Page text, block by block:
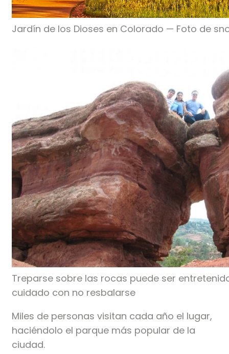
Jardín de los Dioses en Colorado — Foto de
Treparse sobre las rocas puede ser
cuidado con no resbalarse
Miles de personas visitan cada año el lugar,
haciéndolo el parque más popular de la
ciudad.